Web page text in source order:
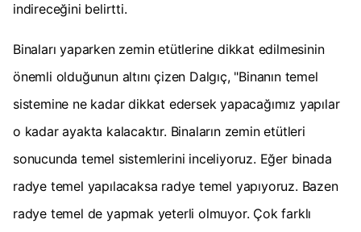
indireceğini belirtti.
Binaları yaparken zemin etütlerine dikkat edilmesinin
önemli olduğunun altını çizen Dalgıç, "Binanın temel
sistemine ne kadar dikkat edersek yapacağımız yapılar
o kadar ayakta kalacaktır. Binaların zemin etütleri
sonucunda temel sistemlerini inceliyoruz. Eğer binada
radye temel yapılacaksa radye temel yapıyoruz. Bazen
radye temel de yapmak yeterli olmuyor. Çok farklı